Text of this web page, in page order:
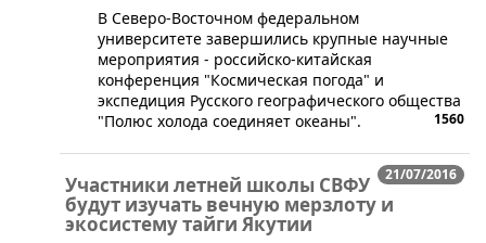
​В Северо-Восточном федеральном
университете завершились крупные научные
мероприятия - российско-китайская
конференция "Космическая погода" и
экспедиция Русского географического общества
"Полюс холода соединяет океаны".
1560
21/07/2016
Участники летней школы СВФУ
будут изучать вечную мерзлоту и
экосистему тайги Якутии